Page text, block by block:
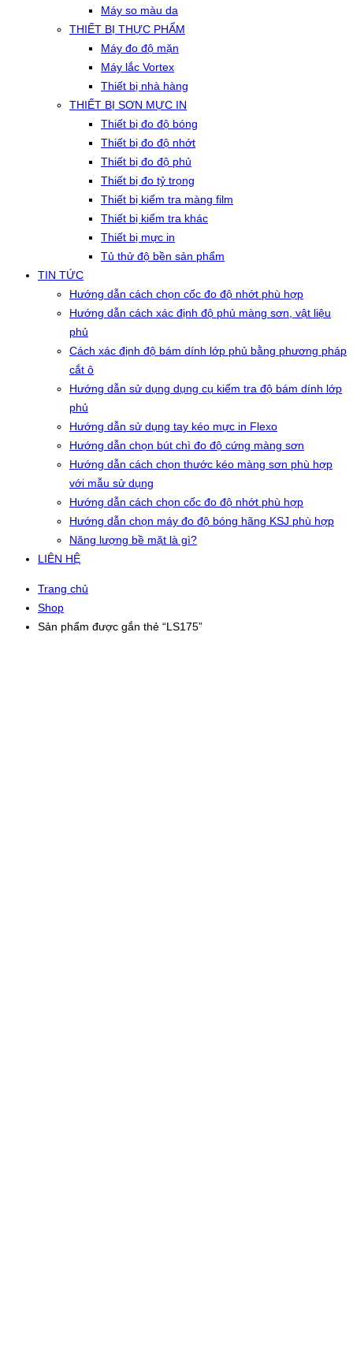
Máy so màu da
THIẾT BỊ THỰC PHẨM
Máy đo độ mặn
Máy lắc Vortex
Thiết bị nhà hàng
THIẾT BỊ SƠN MỰC IN
Thiết bị đo độ bóng
Thiết bị đo độ nhớt
Thiết bị đo độ phủ
Thiết bị đo tỷ trọng
Thiết bị kiểm tra màng film
Thiết bị kiểm tra khác
Thiết bị mực in
Tủ thử độ bền sản phẩm
TIN TỨC
Hướng dẫn cách chọn cốc đo độ nhớt phù hợp
Hướng dẫn cách xác định độ phủ màng sơn, vật liệu
phủ
Cách xác định độ bám dính lớp phủ bằng phương pháp
cắt ô
Hướng dẫn sử dụng dụng cụ kiểm tra độ bám dính lớp
phủ
Hướng dẫn sử dụng tay kéo mực in Flexo
Hướng dẫn chọn bút chì đo độ cứng màng sơn
Hướng dẫn cách chọn thước kéo màng sơn phù hợp
với mẫu sử dụng
Hướng dẫn cách chọn cốc đo độ nhớt phù hợp
Hướng dẫn chọn máy đo độ bóng hãng KSJ phù hợp
Năng lượng bề mặt là gì?
LIÊN HỆ
Trang chủ
Shop
Sản phẩm được gắn thẻ “LS175”